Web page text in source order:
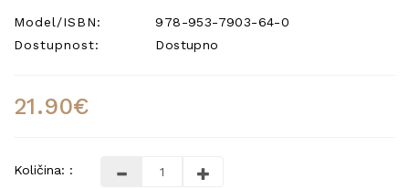
Model/ISBN:
978-953-7903-64-0
Dostupnost:
Dostupno
21.90€
Količina: :